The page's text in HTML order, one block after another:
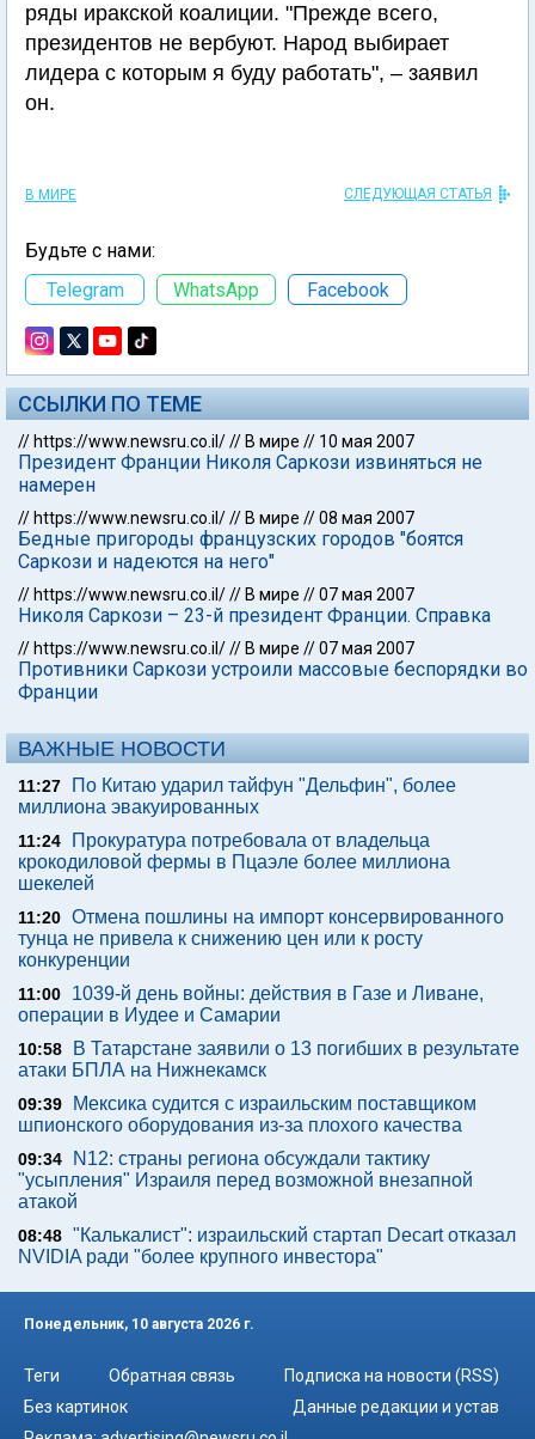
ряды иракской коалиции. "Прежде всего,
президентов не вербуют. Народ выбирает
лидера с которым я буду работать", – заявил
он.
В МИРЕ СЛЕДУЮЩАЯ СТАТЬЯ
Будьте с нами:
Telegram
WhatsApp Facebook
ССЫЛКИ ПО ТЕМЕ
// https://www.newsru.co.il/// В мире // 10 мая 2007
Президент Франции Николя Саркози извиняться не
намерен
// https://www.newsru.co.il/// В мире //08 мая 2007
Бедные пригороды французских городов "боятся
Саркози и надеются на него"
// https://www.newsru.co.il/// В мире //07 мая 2007
Николя Саркози – 23-й президент Франции. Справка
// https://www.newsru.co.il/// В мире //07 мая 2007
Противники Саркози устроили массовые беспорядки во
Франции
ВАЖНЫЕ НОВОСТИ
11:27
По Китаю ударил тайфун "Дельфин", более
миллиона эвакуированных
11:24
Прокуратура потребовала от владельца
крокодиловой фермы в Пцаэле более миллиона
шекелей
11:20 Отмена пошлины на импорт консервированного
тунца не привела к снижению цен или к росту
конкуренции
11:00
1039-й день войны: действия в Газе и Ливане,
операции в Иудее и Самарии
10:58
В Татарстане заявили о 13 погибших в результате
атаки БПЛА на Нижнекамск
09:39
Мексика судится с израильским поставщиком
шпионского оборудования из-за плохого качества
09:34
N12: страны региона обсуждали тактику
"усыпления" Израиля перед возможной внезапной
атакой
08:48 "Калькалист": израильский стартап Decart отказал
NVIDIA ради "более крупного инвестора"
Понедельник, 10 августа 2026 г.
Теги Обратная связь
Подписка на новости (RSS)
Без картинок
Данные редакции и устав